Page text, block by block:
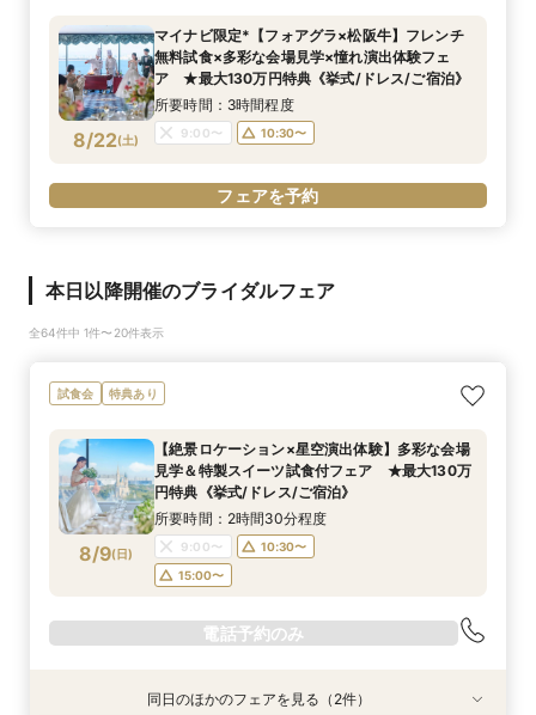
8/22(土)
マイナビ限定*【フォアグラ×松阪牛】フレンチ
無料試食×多彩な会場見学×憧れ演出体験フェ
ア ★最大130万円特典《挙式/ドレス/ご宿泊》
所要時間：3時間程度
9:00〜 10:30〜
フェアを予約
本日以降開催のブライダルフェア
全64件中 1件〜20件表示
試食会 特典あり
8/9(日)
【絶景ロケーション×星空演出体験】多彩な会場
見学＆特製スイーツ試食付フェア ★最大130万
円特典《挙式/ドレス/ご宿泊》
所要時間：2時間30分程度
9:00〜
10:30〜
15:00〜
電話予約のみ
特典あり
特典あり同日のほかのフェアを見る（2件）